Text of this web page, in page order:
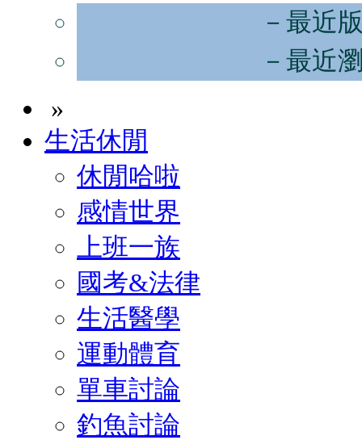
－最近
－最近
»
生活休閒
休閒哈啦
感情世界
上班一族
國考&法律
生活醫學
運動體育
單車討論
釣魚討論